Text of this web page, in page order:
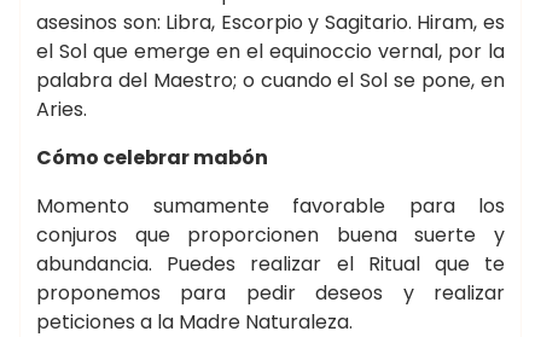
asesinos son: Libra, Escorpio y Sagitario. Hiram, es
el Sol que emerge en el equinoccio vernal, por la
palabra del Maestro; o cuando el Sol se pone, en
Aries.
Cómo celebrar mabón
Momento sumamente favorable para los
conjuros que proporcionen buena suerte y
abundancia. Puedes realizar el Ritual que te
proponemos para pedir deseos y realizar
peticiones a la Madre Naturaleza.